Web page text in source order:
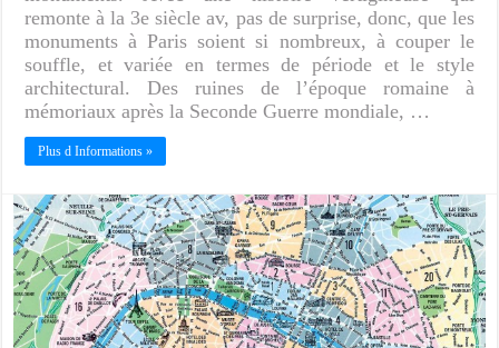
remonte à la 3e siècle av, pas de surprise, donc, que les
monuments à Paris soient si nombreux, à couper le
souffle, et variée en termes de période et le style
architectural. Des ruines de l’époque romaine à
mémoriaux après la Seconde Guerre mondiale, …
Plus d Informations »